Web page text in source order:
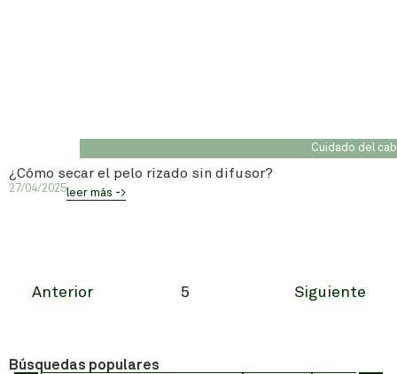
Cuidado del
¿Cómo secar el pelo rizado sin difusor?
27/04/2025leer más ->
Anterior 5 Siguiente
Búsquedas populares